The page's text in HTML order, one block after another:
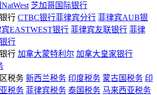
芝加哥国际银行
行 CTBC银行菲律宾分行 菲律宾AUB银
EASTWEST银行 菲律宾友联银行 菲律
行
行 加拿大蒙特利尔 加拿大皇家银行
税务 新西兰税务 印度税务 蒙古国税务 印
税务 菲律宾税务 泰国税务 马来西亚税务